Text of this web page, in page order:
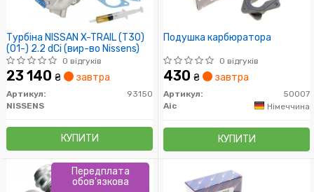
Турбіна NISSAN X-TRAIL (T30)
(01-) 2.2 dCi (вир-во Nissens)
0 відгуків
23 140 ₴ завтра
Артикул:
93150
NISSENS
КУПИТИ
Подушка карбюратора
0 відгуків
430 ₴ завтра
Артикул:
50007
Aic
Німеччина
КУПИТИ
Передплата
обов'язкова